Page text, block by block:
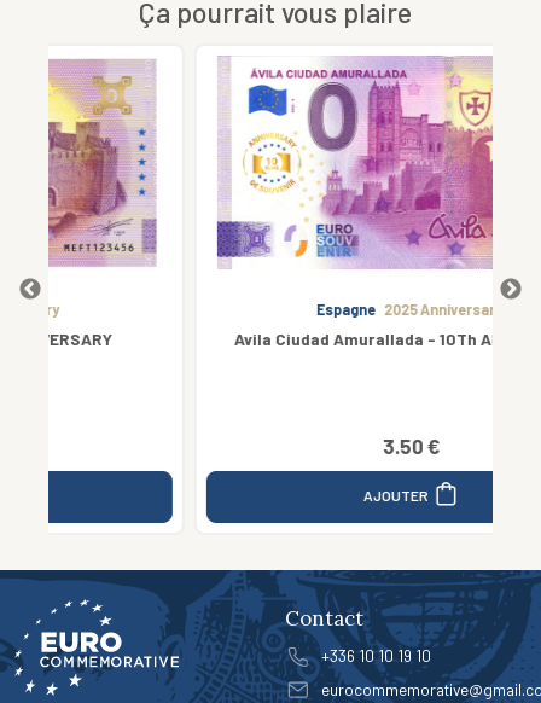
Ça pourrait vous plaire
2025 Anniversary
Avila Ciudad Amurallada - 10Th ANNIVERSARY
Contact
+336 10 10 19 10